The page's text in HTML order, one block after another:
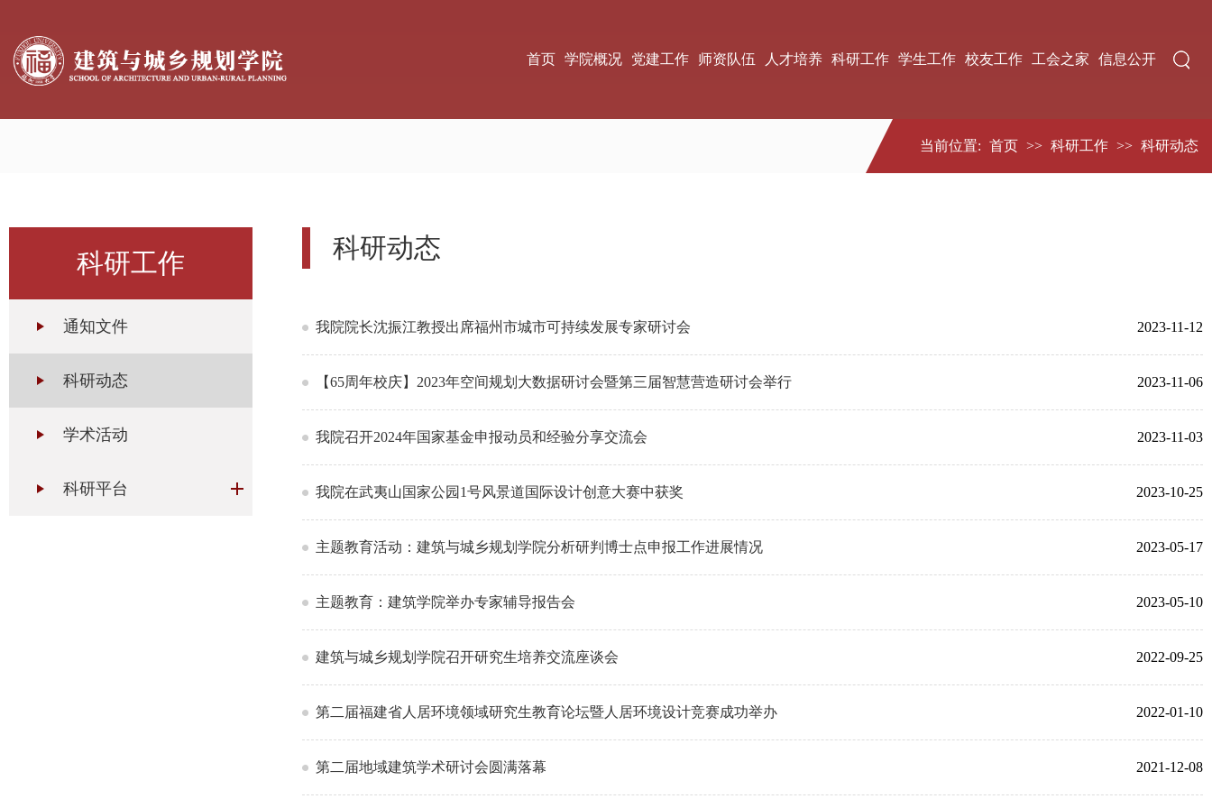
首页 学院概况 党建工作 师资队伍 人才培养 科研工作 学生工作 校友工作 工会之家 信息公开
当前位置: 首页 >> 科研工作 >> 科研动态
科研工作
通知文件
科研动态
学术活动
科研平台
科研动态
我院院长沈振江教授出席福州市城市可持续发展专家研讨会 2023-11-12
【65周年校庆】2023年空间规划大数据研讨会暨第三届智慧营造研讨会举行 2023-11-06
我院召开2024年国家基金申报动员和经验分享交流会 2023-11-03
我院在武夷山国家公园1号风景道国际设计创意大赛中获奖 2023-10-25
主题教育活动：建筑与城乡规划学院分析研判博士点申报工作进展情况 2023-05-17
主题教育：建筑学院举办专家辅导报告会 2023-05-10
建筑与城乡规划学院召开研究生培养交流座谈会 2022-09-25
第二届福建省人居环境领域研究生教育论坛暨人居环境设计竞赛成功举办 2022-01-10
第二届地域建筑学术研讨会圆满落幕 2021-12-08